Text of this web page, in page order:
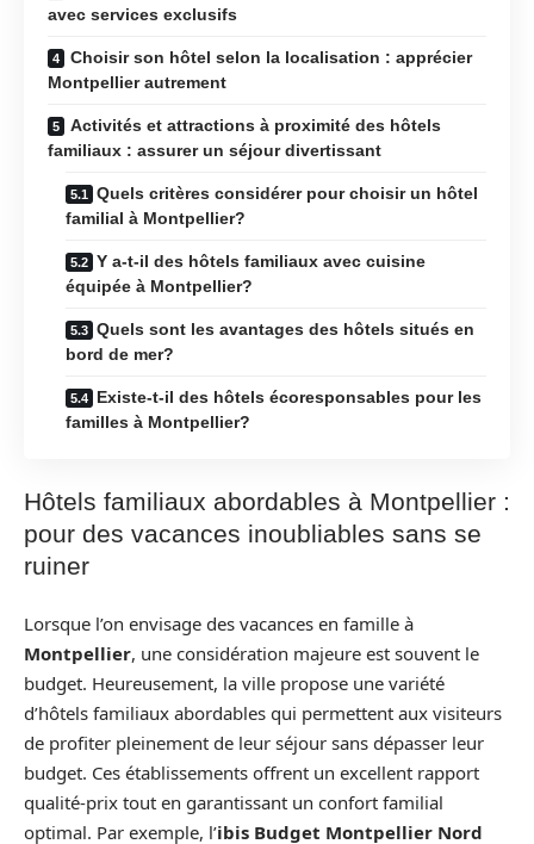
avec services exclusifs
Choisir son hôtel selon la localisation : apprécier
Montpellier autrement
Activités et attractions à proximité des hôtels
familiaux : assurer un séjour divertissant
Quels critères considérer pour choisir un hôtel
familial à Montpellier?
Y a-t-il des hôtels familiaux avec cuisine
équipée à Montpellier?
Quels sont les avantages des hôtels situés en
bord de mer?
Existe-t-il des hôtels écoresponsables pour les
familles à Montpellier?
Hôtels familiaux abordables à Montpellier :
pour des vacances inoubliables sans se
ruiner
Lorsque l’on envisage des vacances en famille à
Montpellier, une considération majeure est souvent le
budget. Heureusement, la ville propose une variété
d’hôtels familiaux abordables qui permettent aux visiteurs
de profiter pleinement de leur séjour sans dépasser leur
budget. Ces établissements offrent un excellent rapport
qualité-prix tout en garantissant un confort familial
optimal. Par exemple, l’ibis Budget Montpellier Nord